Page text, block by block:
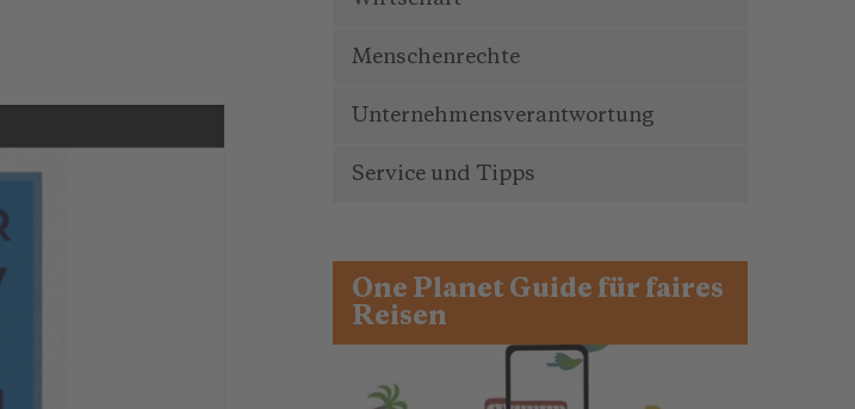
Menschenrechte
Unternehmensverantwortung
Service und Tipps
One Planet Guide für faires
Reisen